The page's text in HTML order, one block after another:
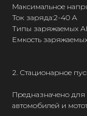
Максимальное
Ток заряда:2-40 А
Типы заряжаемых
Емкость
2. Стационарное
Предназначено для
автомобилей и